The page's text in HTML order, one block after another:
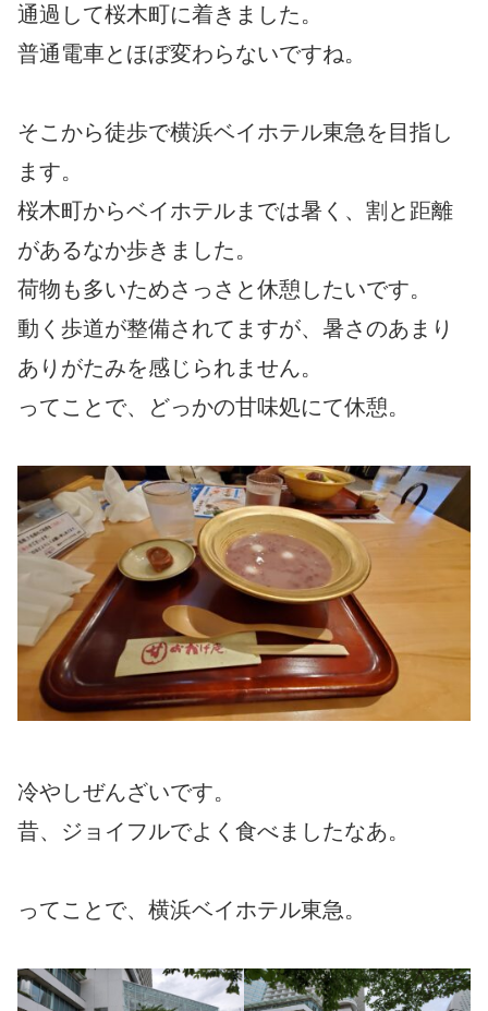
通過して桜木町に着きました。
普通電車とほぼ変わらないですね。
そこから徒歩で横浜ベイホテル東急を目指し
ます。
桜木町からベイホテルまでは暑く、割と距離
があるなか歩きました。
荷物も多いためさっさと休憩したいです。
動く歩道が整備されてますが、暑さのあまり
ありがたみを感じられません。
ってことで、どっかの甘味処にて休憩。
冷やしぜんざいです。
昔、ジョイフルでよく食べましたなあ。
ってことで、横浜ベイホテル東急。